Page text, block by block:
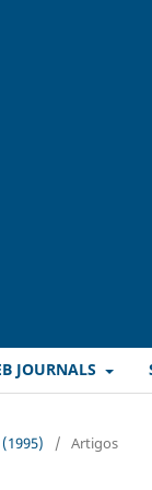
JOURNALS
/ Artigos